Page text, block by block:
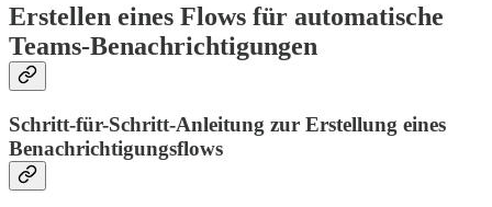
Erstellen eines Flows für automatische
Teams-Benachrichtigungen
Schritt-für-Schritt-Anleitung zur Erstellung eines
Benachrichtigungsflows